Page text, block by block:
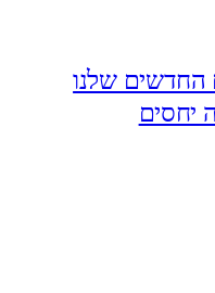
החדשים שלנו
יחסים